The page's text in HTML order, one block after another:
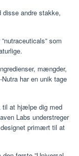
disse andre stakke,
som
mængder,
har en unik tage
til at hjælpe dig med
Labs understreger
primært til at